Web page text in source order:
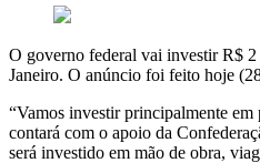
O governo federal vai investir R$ 2
Janeiro. O anúncio foi feito hoje
“Vamos investir principalmente em
contará com o apoio da
será investido em mão de obra,